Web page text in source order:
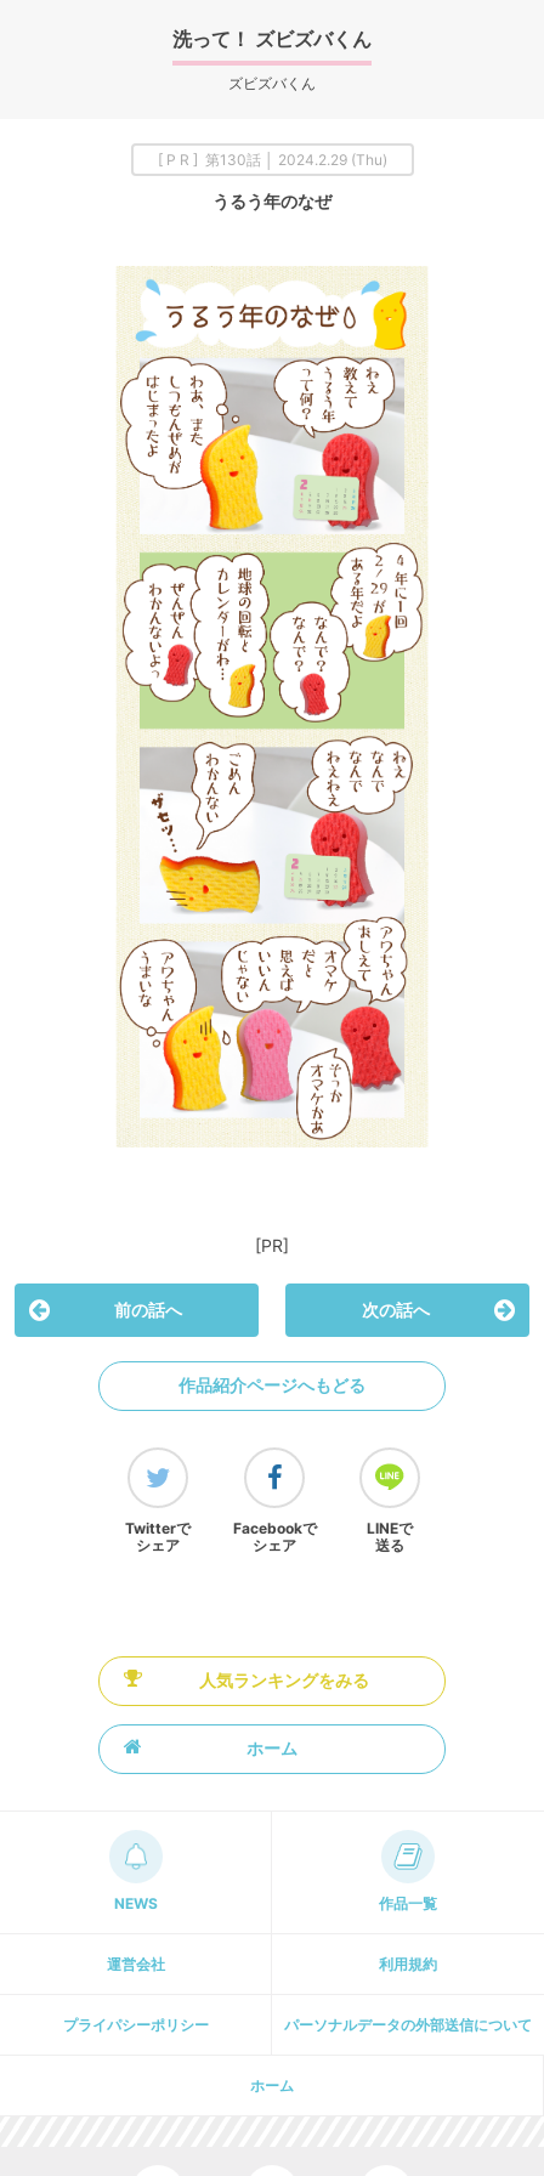
洗って！ ズビズバくん
ズビズバくん
[ P R ] 第130話 │ 2024.2.29 (Thu)
うるう年のなぜ
[PR]
前の話へ 次の話へ
作品紹介ページへもどる
Twitterで
シェア
Facebookで
シェア
LINEで
送る
人気ランキングをみる
ホーム
NEWS 作品一覧
運営会社 利用規約
プライパシーポリシー パーソナルデータの外部送信について
ホーム